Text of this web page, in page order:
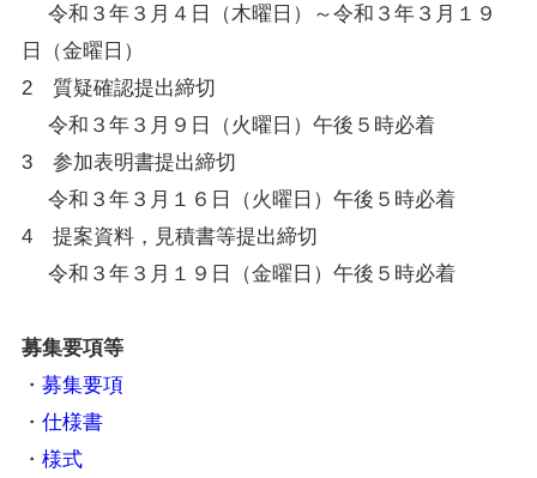
令和３年３月４日（木曜日）～令和３年３月１９
日（金曜日）
2 質疑確認提出締切
令和３年３月９日（火曜日）午後５時必着
3 参加表明書提出締切
令和３年３月１６日（火曜日）午後５時必着
4 提案資料，見積書等提出締切
令和３年３月１９日（金曜日）午後５時必着
募集要項等
・ 募集要項
・ 仕様書
・ 様式